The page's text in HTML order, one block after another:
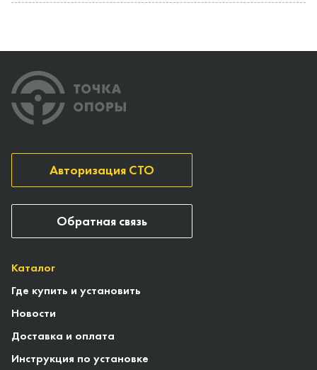
Каталог
Где купить и установить
Новости
Доставка и оплата
Инструкция по установке
Авторизация СТО
Обратная связь